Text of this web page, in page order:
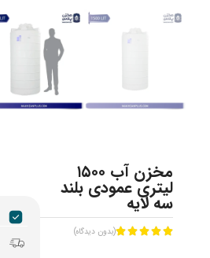
مخزن آب ۱۵۰۰
لیتری عمودی بلند
سه لایه




(بدون دیدگاه)